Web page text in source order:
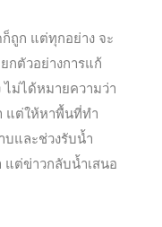
ถูก แต่ทุกอย่าง จะ
กตัวอย่างการแก้
ม่ได้หมายความว่า
แต่ให้หาพื้นที่ทำ
บและช่วงรับน้ำ
แต่ข่าวกลับน้ำเสนอ